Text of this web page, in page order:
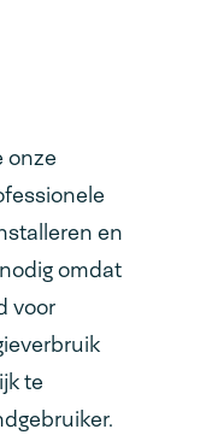
onze
en
omdat
voor
te